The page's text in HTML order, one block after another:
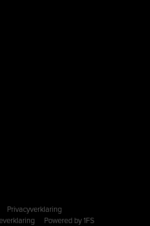
Privacyverklaring
Powered by1FS